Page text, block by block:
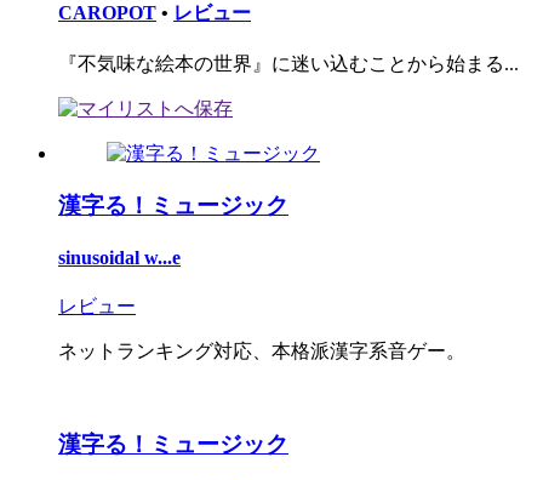
CAROPOT • レビュー
『不気味な絵本の世界』に迷い込むことから始まる...
漢字る！ミュージック
sinusoidal w...e
レビュー
ネットランキング対応、本格派漢字系音ゲー。
漢字る！ミュージック